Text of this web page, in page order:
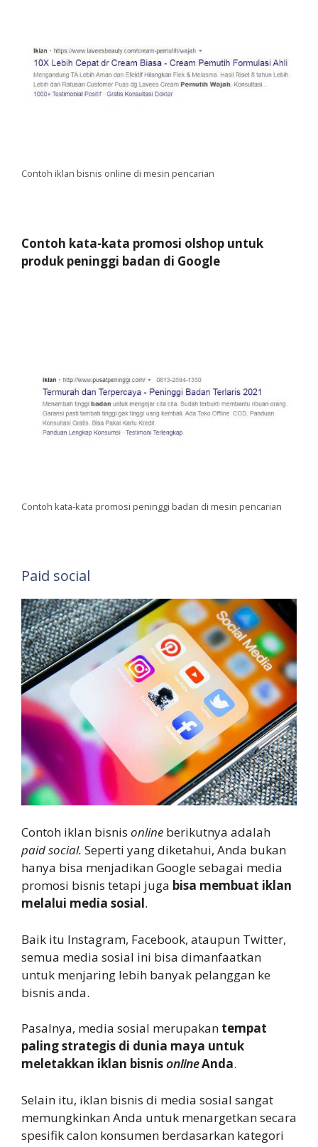
Contoh iklan bisnis online di mesin pencarian
Contoh kata-kata promosi olshop untuk
produk peninggi badan di Google
Contoh kata-kata promosi peninggi badan di mesin pencarian
Paid social
Contoh iklan bisnis online berikutnya adalah
paid social. Seperti yang diketahui, Anda bukan
hanya bisa menjadikan Google sebagai media
promosi bisnis tetapi juga bisa membuat iklan
melalui media sosial.
Baik itu Instagram, Facebook, ataupun Twitter,
semua media sosial ini bisa dimanfaatkan
untuk menjaring lebih banyak pelanggan ke
bisnis anda.
Pasalnya, media sosial merupakan tempat
paling strategis di dunia maya untuk
meletakkan iklan bisnisonlineAnda.
Selain itu, iklan bisnis di media sosial sangat
memungkinkan Anda untuk menargetkan secara
spesifik calon konsumen berdasarkan kategori